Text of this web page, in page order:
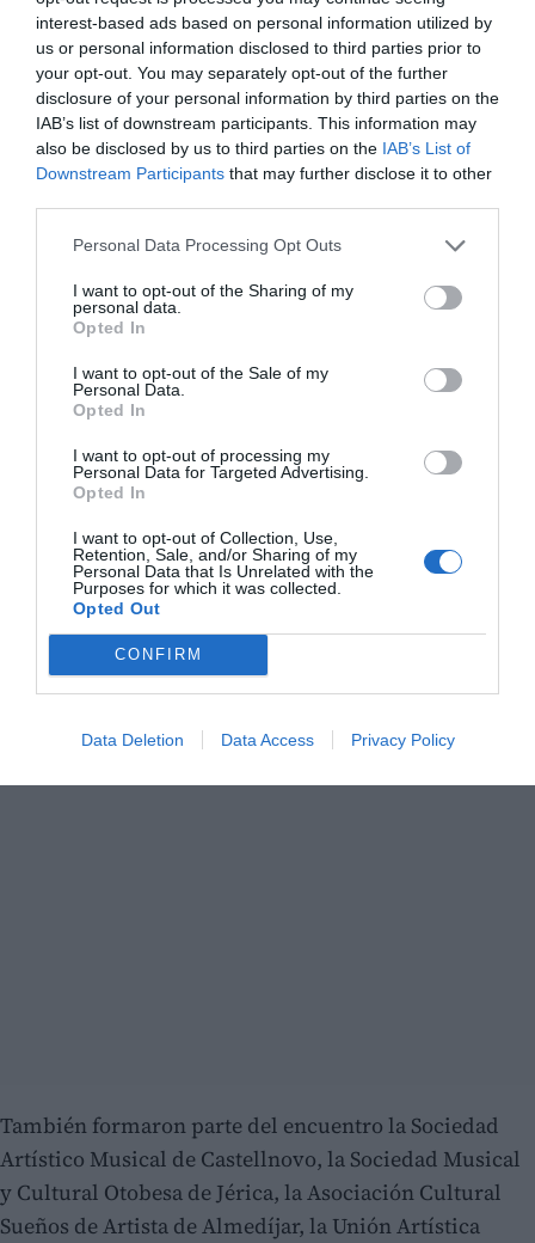
interest-based ads based on personal information utilized by
us or personal information disclosed to third parties prior to
your opt-out. You may separately opt-out of the further
disclosure of your personal information by third parties on the
IAB’s list of downstream participants. This information may
also be disclosed by us to third parties on the IAB’s List of
Downstream Participants that may further disclose it to other
Personal Data Processing Opt Outs
I want to opt-out of the Sharing of my
personal data.
Opted In
I want to opt-out of the Sale of my
Personal Data.
Opted In
I want to opt-out of processing my
Personal Data for Targeted Advertising.
Opted In
I want to opt-out of Collection, Use,
Retention, Sale, and/or Sharing of my
Personal Data that Is Unrelated with the
Purposes for which it was collected.
Opted Out
CONFIRM
Data Deletion Data Access Privacy Policy
desfile de bandas desde el edificio de La Hermandad
hasta el cruce entre la calle Purísima y la calle Soneja.
En el recorrido participaron las 13 agrupaciones
presentes en el evento.
Bejís, la Unión Musical Santa Cecilia de Viver, la
Sociedad Musical de Segorbe, la Unión Musical de
Caudiel y la Sociedad Unión Musical de Azuébar.
También formaron parte del encuentro la Sociedad
Artístico Musical de Castellnovo, la Sociedad Musical
y Cultural Otobesa de Jérica, la Asociación Cultural
Sueños de Artista de Almedíjar, la Unión Artística